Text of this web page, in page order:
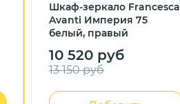
Шкаф-зеркало Francesca
Avanti Империя 75
белый, правый
10 520 руб
13 150 руб